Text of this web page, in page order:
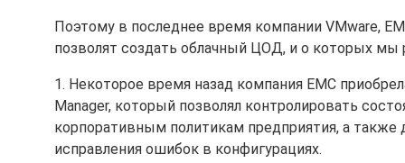
Поэтому в последнее время компании VMware,
позволят создать облачный ЦОД, и о которых
1. Некоторое время назад компания EMC
Manager, который позволял контролировать
корпоративным политикам предприятия, а
исправления ошибок в конфигурациях.